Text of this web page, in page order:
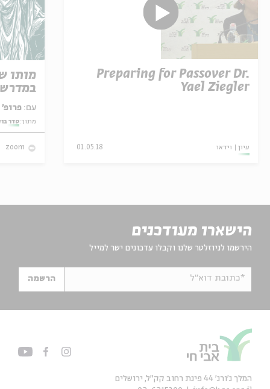
Preparing for Passover Dr.
Yael Ziegler
עיון וידאו 01.05.18
מותו
עם: פרופ' אביגדור שנאן
מתוך:סדר
zoom
הישארו מעודכנים
הירשמו לניוזלטר שלנו וקבלו עדכונים ישר למייל
*כתובת דוא"ל הרשמה
המלך ג'ורג' 44 פינת רחוב קק״ל, ירושלים